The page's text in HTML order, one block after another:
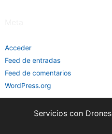
Acceder
Feed de entradas
Feed de comentarios
WordPress.org
Servicios con Drones